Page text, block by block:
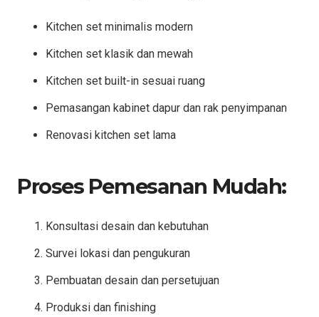
Kitchen set minimalis modern
Kitchen set klasik dan mewah
Kitchen set built-in sesuai ruang
Pemasangan kabinet dapur dan rak penyimpanan
Renovasi kitchen set lama
Proses Pemesanan Mudah:
Konsultasi desain dan kebutuhan
Survei lokasi dan pengukuran
Pembuatan desain dan persetujuan
Produksi dan finishing